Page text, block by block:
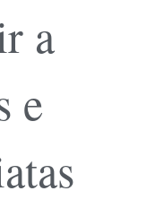
a
e